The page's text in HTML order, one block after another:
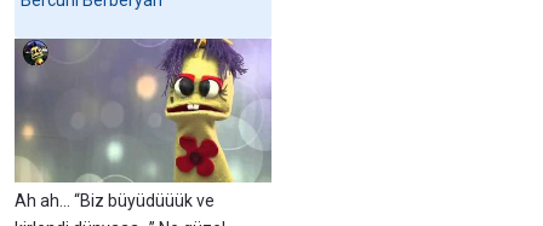
Ah ah... “Biz büyüdüüük ve